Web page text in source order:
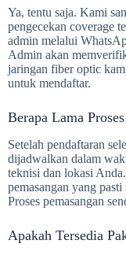
Ya, tentu saja. Kami
pengecekan coverage
admin melalui
Admin akan
jaringan fiber optic
untuk mendaftar.
Berapa Lama
Setelah pendaftaran
dijadwalkan dalam
teknisi dan lokasi
pemasangan yang
Proses pemasangan
Apakah Tersedia